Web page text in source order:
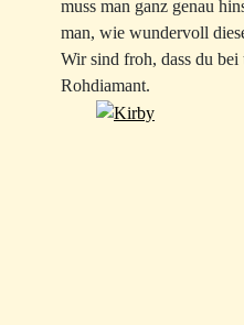
muss man ganz genau
man, wie wundervoll
Wir sind froh, dass du
Rohdiamant.